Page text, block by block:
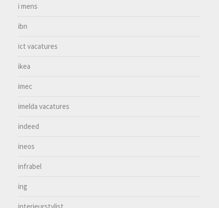
i mens
ibn
ict vacatures
ikea
imec
imelda vacatures
indeed
ineos
infrabel
ing